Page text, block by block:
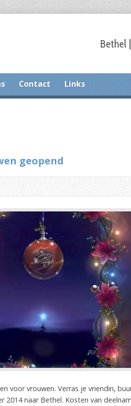
Bethel
Contact Links
geopend
voor vrouwen. Verras je vriendin,
naar Bethel. Kosten van